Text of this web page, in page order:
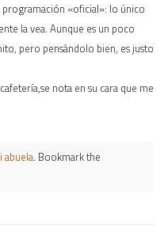
«oficial»: lo único
la vea. Aunque es un poco
pero pensándolo bien, es justo
nota en su cara que me
abuela. Bookmark the